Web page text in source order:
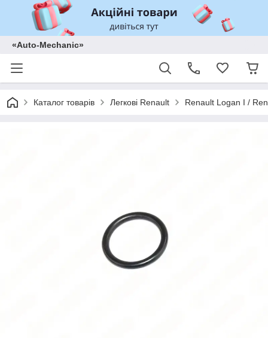
«Auto-Mechanic»
Каталог товарів Легкові Renault Renault Logan I /